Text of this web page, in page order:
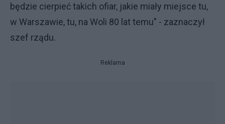
będzie cierpieć takich ofiar, jakie miały miejsce tu,
w Warszawie, tu, na Woli 80 lat temu" - zaznaczył
szef rządu.
Reklama